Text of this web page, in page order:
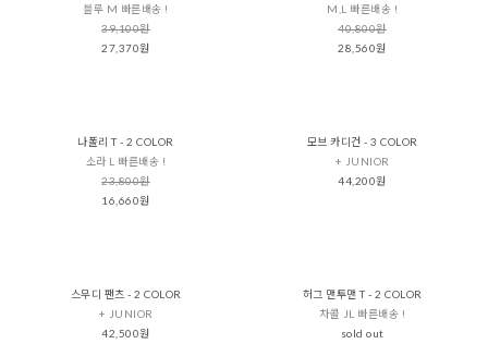
블루 M 빠른배송 !
39,100원
27,370원
M,L 빠른배송 !
40,800원
28,560원
나폴리 T - 2 COLOR
소라 L 빠른배송 !
23,800원
16,660원
모브 카디건 - 3 COLOR
+ JUNIOR
44,200원
스무디 팬츠 - 2 COLOR
+ JUNIOR
42,500원
허그 맨투맨 T - 2 COLOR
차콜 JL 빠른배송 !
sold out